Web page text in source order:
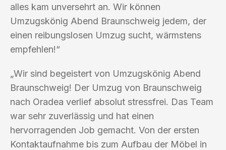
alles kam unversehrt an. Wir können
Umzugskönig Abend Braunschweig jedem, der
einen reibungslosen Umzug sucht, wärmstens
empfehlen!“
„Wir sind begeistert von Umzugskönig Abend
Braunschweig! Der Umzug von Braunschweig
nach Oradea verlief absolut stressfrei. Das Team
war sehr zuverlässig und hat einen
hervorragenden Job gemacht. Von der ersten
Kontaktaufnahme bis zum Aufbau der Möbel in